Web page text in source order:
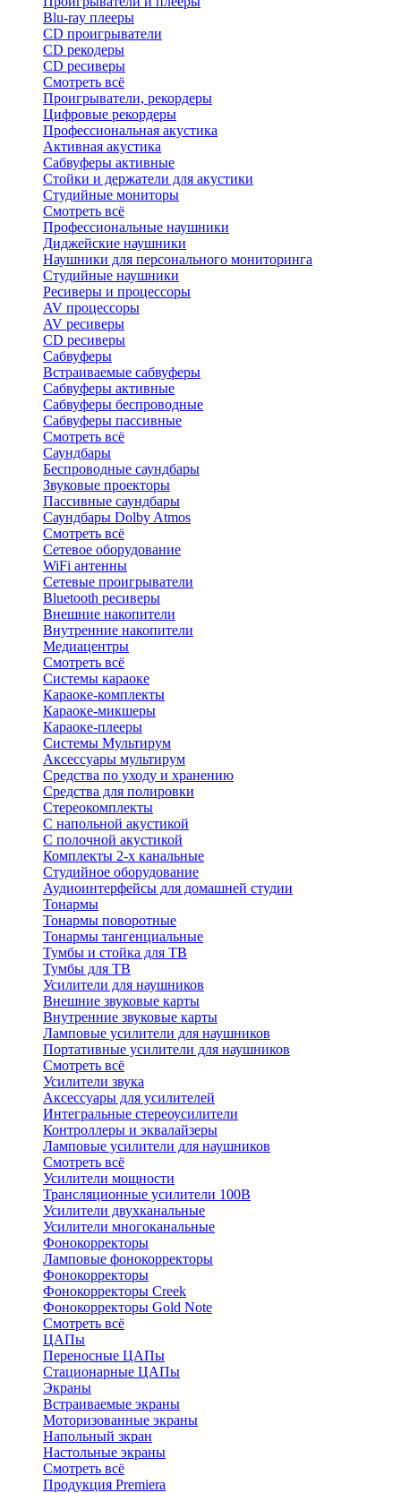
Blu-ray плееры
CD проигрыватели
CD рекодеры
CD ресиверы
Смотреть всё
Проигрыватели, рекордеры
Цифровые рекордеры
Профессиональная акустика
Активная акустика
Сабвуферы активные
Стойки и держатели для акустики
Студийные мониторы
Смотреть всё
Профессиональные наушники
Диджейские наушники
Наушники для персонального мониторинга
Студийные наушники
Ресиверы и процессоры
AV процессоры
AV ресиверы
CD ресиверы
Сабвуферы
Встраиваемые сабвуферы
Сабвуферы активные
Сабвуферы беспроводные
Сабвуферы пассивные
Смотреть всё
Саундбары
Беспроводные саундбары
Звуковые проекторы
Пассивные саундбары
Саундбары Dolby Atmos
Смотреть всё
Сетевое оборудование
WiFi антенны
Сетевые проигрыватели
Bluetooth ресиверы
Внешние накопители
Внутренние накопители
Медиацентры
Смотреть всё
Системы караоке
Караоке-комплекты
Караоке-микшеры
Караоке-плееры
Системы Мультирум
Аксессуары мультирум
Средства по уходу и хранению
Средства для полировки
Стереокомплекты
C напольной акустикой
C полочной акустикой
Комплекты 2-х канальные
Студийное оборудование
Аудиоинтерфейсы для домашней студии
Тонармы
Тонармы поворотные
Тонармы тангенциальные
Тумбы и стойка для ТВ
Тумбы для ТВ
Усилители для наушников
Внешние звуковые карты
Внутренние звуковые карты
Ламповые усилители для наушников
Портативные усилители для наушников
Смотреть всё
Усилители звука
Аксессуары для усилителей
Интегральные стереоусилители
Контроллеры и эквалайзеры
Ламповые усилители для наушников
Смотреть всё
Усилители мощности
Трансляционные усилители 100В
Усилители двухканальные
Усилители многоканальные
Фонокорректоры
Ламповые фонокорректоры
Фонокорректоры
Фонокорректоры Creek
Фонокорректоры Gold Note
Смотреть всё
ЦАПы
Переносные ЦАПы
Стационарные ЦАПы
Экраны
Встраиваемые экраны
Моторизованные экраны
Напольный зкран
Настольные экраны
Смотреть всё
Продукция Premiera